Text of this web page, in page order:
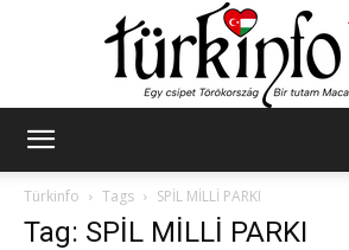
Türkinfo
Tags SPİL MİLLİ PARKI
Tag: SPİL MİLLİ PARKI